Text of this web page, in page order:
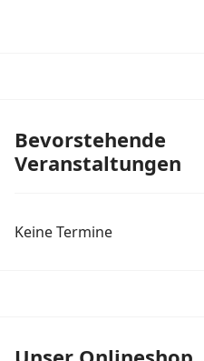
Bevorstehende
Veranstaltungen
Keine Termine